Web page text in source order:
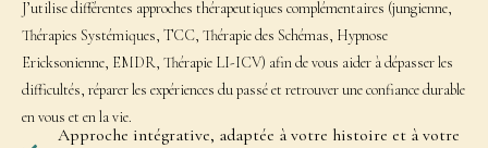
J’utilise différentes approches thérapeutiques complémentaires (jungienne,
Thérapies Systémiques, TCC, Thérapie des Schémas, Hypnose
Ericksonienne, EMDR, Thérapie LI-ICV) afin de vous aider à dépasser les
difficultés, réparer les expériences du passé et retrouver une confiance durable
en vous et en la vie.
Approche intégrative, adaptée à votre histoire et à votre